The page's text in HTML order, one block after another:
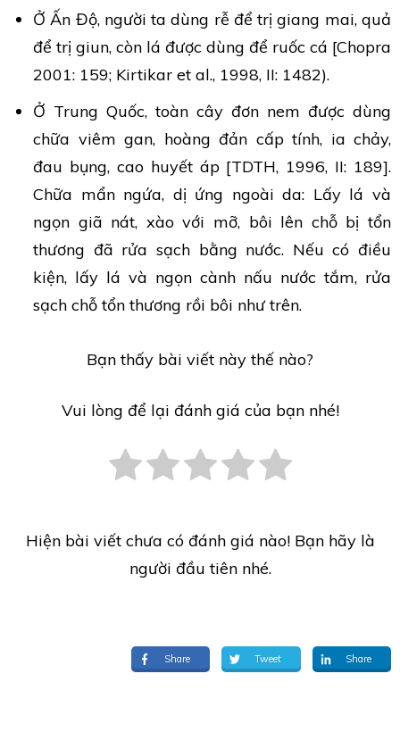
Ở Ấn Độ, người ta dùng rễ để trị giang mai, quả
để trị giun, còn lá được dùng để ruốc cá [Chopra
2001: 159; Kirtikar et al., 1998, II: 1482).
Ở Trung Quốc, toàn cây đơn nem được dùng
chữa viêm gan, hoàng đản cấp tính, ia chảy,
đau bụng, cao huyết áp [TDTH, 1996, II: 189].
Chữa mẩn ngứa, dị ứng ngoài da: Lấy lá và
ngọn giã nát, xào với mỡ, bôi lên chỗ bị tổn
thương đã rửa sạch bằng nước. Nếu có điều
kiện, lấy lá và ngọn cành nấu nước tắm, rửa
sạch chỗ tổn thương rồi bôi như trên.
Bạn thấy bài viết này thế nào?
Vui lòng để lại đánh giá của bạn nhé!
Hiện bài viết chưa có đánh giá nào! Bạn hãy là
người đầu tiên nhé.
Share Tweet Share